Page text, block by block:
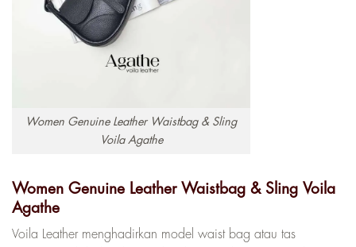
Women Genuine Leather Waistbag & Sling
Voila Agathe
Women Genuine Leather Waistbag & Sling Voila
Agathe
Voila Leather menghadirkan model waist bag atau tas